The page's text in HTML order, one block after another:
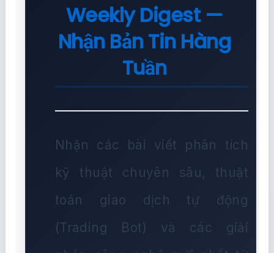
Weekly Digest —
Nhận Bản Tin Hàng
Tuần
Nhận các bài viết phân tích
kỹ thuật chuyên sâu, thuật
toán giao dịch tự động
(Trading Bot) và các giải